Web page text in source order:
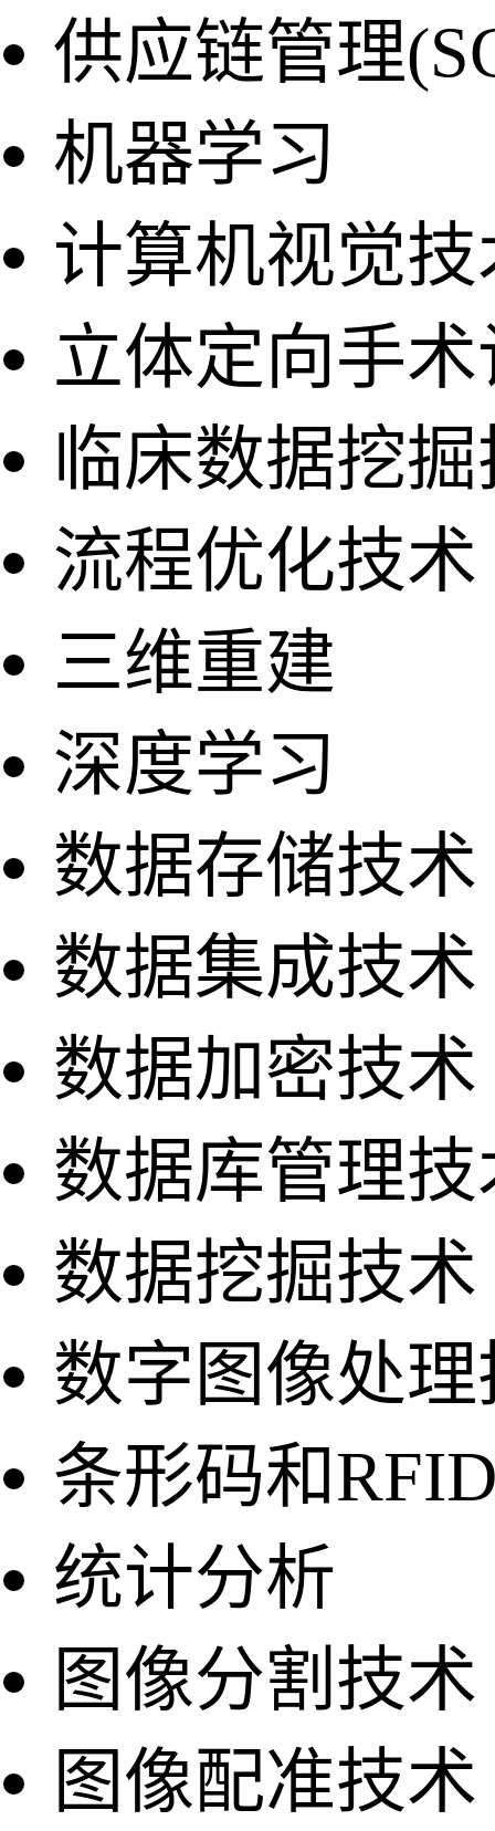
供应链管理
机器学习
计算机视觉技
立体定向手
临床数据挖
流程优化技术
三维重建
深度学习
数据存储技术
数据集成技术
数据加密技术
数据库管理技
数据挖掘技术
数字图像处
条形码和
统计分析
图像分割技术
图像配准技术